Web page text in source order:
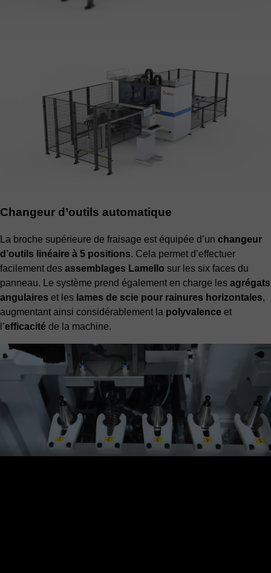
Changeur d’outils automatique
La broche supérieure de fraisage est équipée d’un changeur
d’outils linéaire à 5 positions. Cela permet d’effectuer
facilement des assemblages Lamello sur les six faces du
panneau. Le système prend également en charge les agrégats
angulaires et les lames de scie pour rainures horizontales,
augmentant ainsi considérablement la polyvalence et
l’efficacité de la machine.